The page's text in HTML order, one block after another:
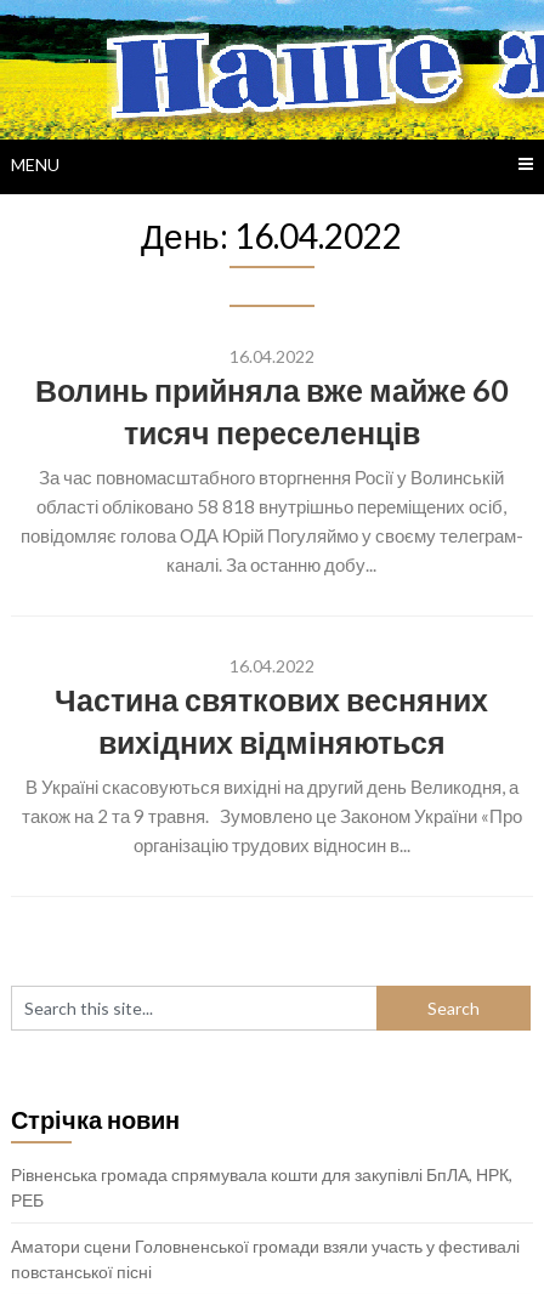
Skip
to
content
MENU
День: 16.04.2022
16.04.2022
Волинь прийняла вже майже 60
тисяч переселенців
За час повномасштабного вторгнення Росії у Волинській
області обліковано 58 818 внутрішньо переміщених осіб,
повідомляє голова ОДА Юрій Погуляймо у своєму телеграм-
каналі. За останню добу...
16.04.2022
Частина святкових весняних
вихідних відміняються
В Україні скасовуються вихідні на другий день Великодня, а
також на 2 та 9 травня. Зумовлено це Законом України «Про
організацію трудових відносин в...
Стрічка новин
Рівненська громада спрямувала кошти для закупівлі БпЛА, НРК,
РЕБ
Аматори сцени Головненської громади взяли участь у фестивалі
повстанської пісні